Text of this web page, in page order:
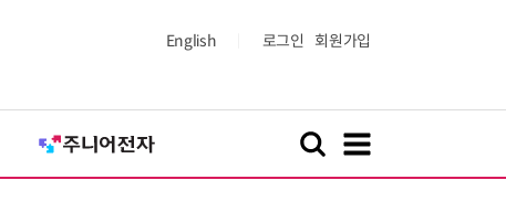
English 로그인 회원가입